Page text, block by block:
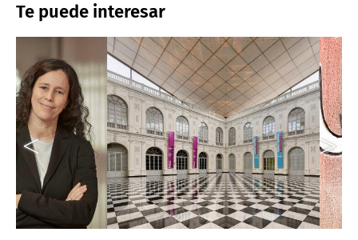
Te puede interesar